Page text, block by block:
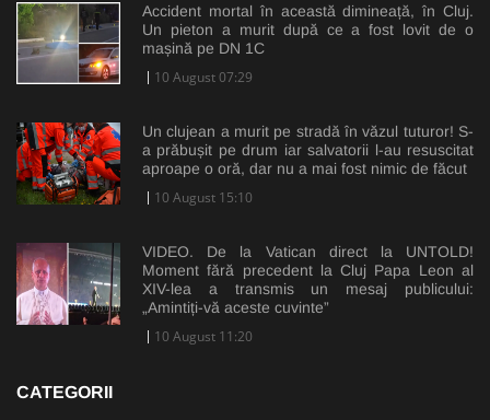
Accident mortal în această dimineață, în Cluj.
Un pieton a murit după ce a fost lovit de o
mașină pe DN 1C
10 August 07:29
Un clujean a murit pe stradă în văzul tuturor! S-
a prăbușit pe drum iar salvatorii l-au resuscitat
aproape o oră, dar nu a mai fost nimic de făcut
10 August 15:10
VIDEO. De la Vatican direct la UNTOLD!
Moment fără precedent la Cluj Papa Leon al
XIV-lea a transmis un mesaj publicului:
„Amintiți-vă aceste cuvinte”
10 August 11:20
CATEGORII